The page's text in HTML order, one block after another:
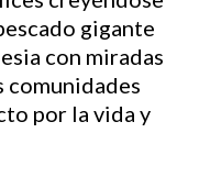
gigante
con miradas
comunidades
por la vida y